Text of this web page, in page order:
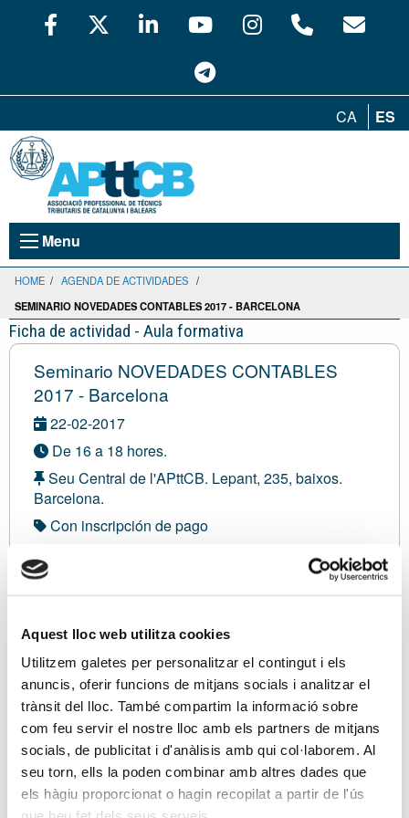
Aquest lloc web utilitza cookies
Utilitzem galetes per personalitzar el contingut i els
anuncis, oferir funcions de mitjans socials i analitzar el
trànsit del lloc. També compartim la informació sobre
com feu servir el nostre lloc amb els partners de mitjans
socials, de publicitat i d'anàlisis amb qui col·laborem. Al
seu torn, ells la poden combinar amb altres dades que
els hàgiu proporcionat o hagin recopilat a partir de l'ús
CA ES
Menu
HOME / AGENDA DE ACTIVIDADES /
SEMINARIO NOVEDADES CONTABLES 2017 - BARCELONA
Ficha de actividad - Aula formativa
Seminario NOVEDADES CONTABLES
2017 - Barcelona
22-02-2017
De 16 a 18 hores.
Seu Central de l'APttCB. Lepant, 235, baixos.
Barcelona.
Con inscripción de pago
Ponentes
Sr. Manel Salas i Ríos